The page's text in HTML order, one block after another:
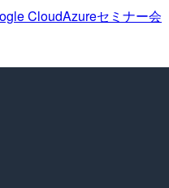
CloudAzureセミナー会